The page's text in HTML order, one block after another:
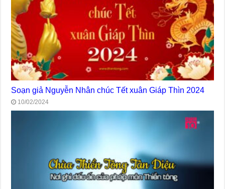
Soạn giả Nguyễn Nhân chúc Tết xuân Giáp Thìn 2024
10/02/2024